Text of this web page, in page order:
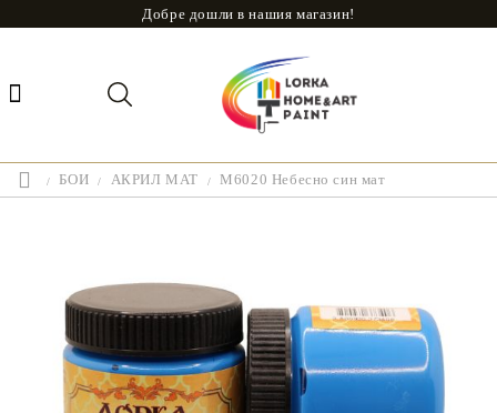
Добре дошли в нашия магазин!
БОИ АКРИЛ МАТ М6020 Небесно син мат